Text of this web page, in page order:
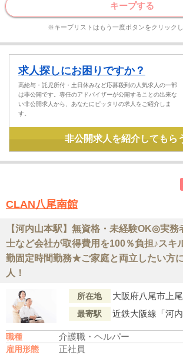
キープする
※キープリストはもう一度ボタンをクリック
求人探しにお困りですか？
高給与・託児所付・土日休みなど応募殺到の人気求人の一部
は非公開です。専任のアドバイザーが公開することの出来な
い非公開求人から、あなたにピッタリの求人をご紹介しま
す。
非公開求人を紹介してもら
CLAN八尾南館
【河内山本駅】無資格・未経験OK◎実務
士など会社が取得費用を100％負担♪スキ
勤固定時間勤務★ご家庭と両立したい方
人！
所在地 大阪府八尾市上
最寄駅
職種 介護職・ヘルパー
雇用形態 正社員